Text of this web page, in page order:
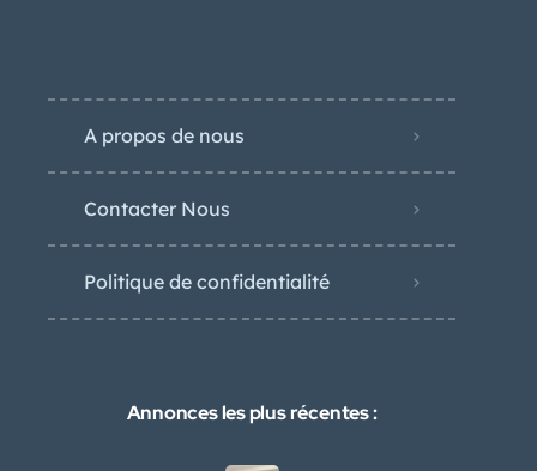
A propos de nous
Contacter Nous
Politique de confidentialité
Annonces les plus récentes :